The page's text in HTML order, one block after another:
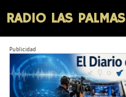
RADIO LAS PALMAS
Publicidad